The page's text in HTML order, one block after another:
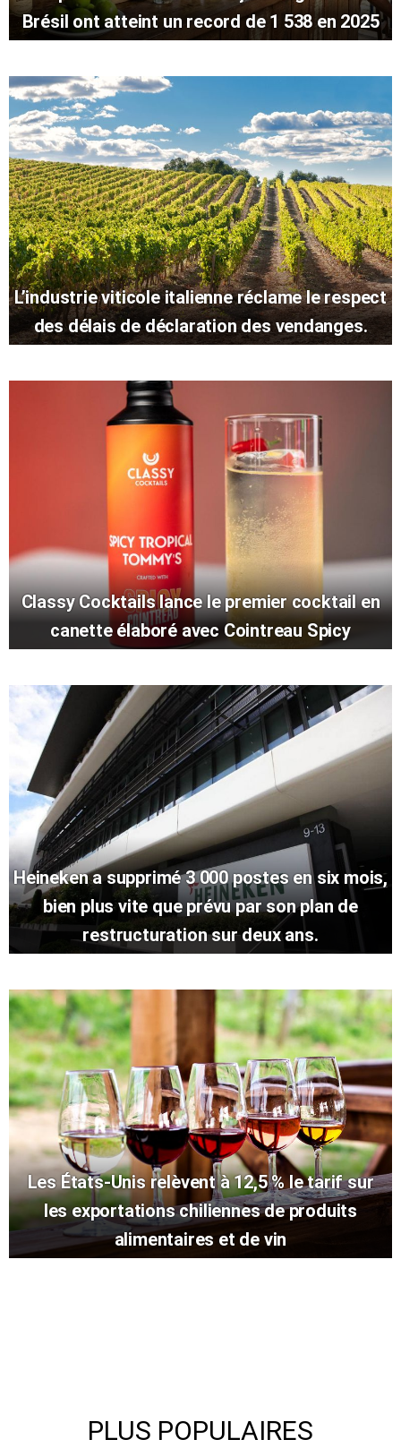
Brésil ont atteint un record de 1 538 en 2025
L’industrie viticole italienne réclame le respect
des délais de déclaration des vendanges.
Classy Cocktails lance le premier cocktail en
canette élaboré avec Cointreau Spicy
Heineken a supprimé 3 000 postes en six mois,
bien plus vite que prévu par son plan de
restructuration sur deux ans.
Les États-Unis relèvent à 12,5 % le tarif sur
les exportations chiliennes de produits
alimentaires et de vin
PLUS POPULAIRES